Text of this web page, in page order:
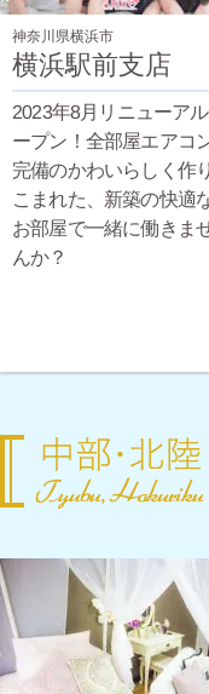
神奈川県横浜市
横浜駅前支店
2023年8月リニューア
ープン！全部屋エアコ
完備のかわいらしく作
こまれた、新築の快適
お部屋で一緒に働きま
んか？